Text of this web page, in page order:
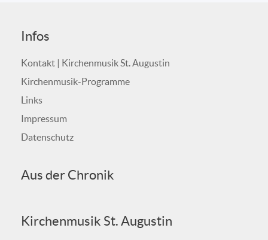
Infos
Kontakt | Kirchenmusik St. Augustin
Kirchenmusik-Programme
Links
Impressum
Datenschutz
Aus der Chronik
Kirchenmusik St. Augustin